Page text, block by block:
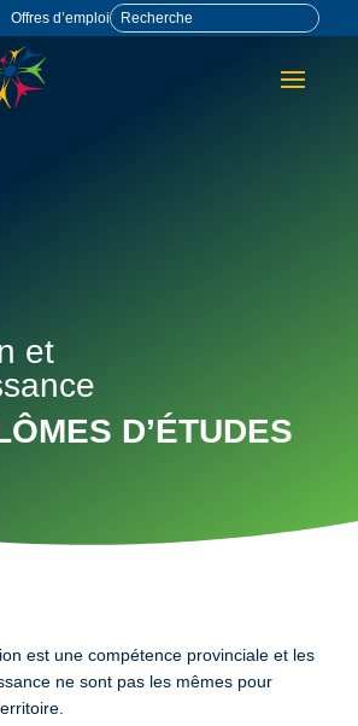
Offres d’emploi
et
D’ÉTUDES
est une compétence provinciale et les
ne sont pas les mêmes pour